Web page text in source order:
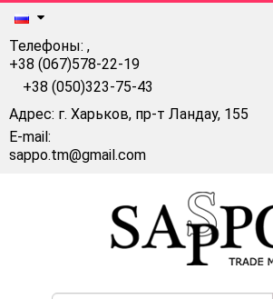
Телефоны:
+38 (067)578-22-19
,
+38 (050)323-75-43
Адрес: г. Харьков, пр-т Ландау, 155
E-mail:
sappo.tm@gmail.com